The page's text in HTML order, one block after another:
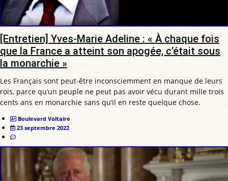
[Entretien] Yves-Marie Adeline : « À chaque fois
que la France a atteint son apogée, c’était sous
la monarchie »
Les Français sont peut-être inconsciemment en manque de leurs
rois, parce qu’un peuple ne peut pas avoir vécu durant mille trois
cents ans en monarchie sans qu’il en reste quelque chose.
Boulevard Voltaire
23 septembre 2022